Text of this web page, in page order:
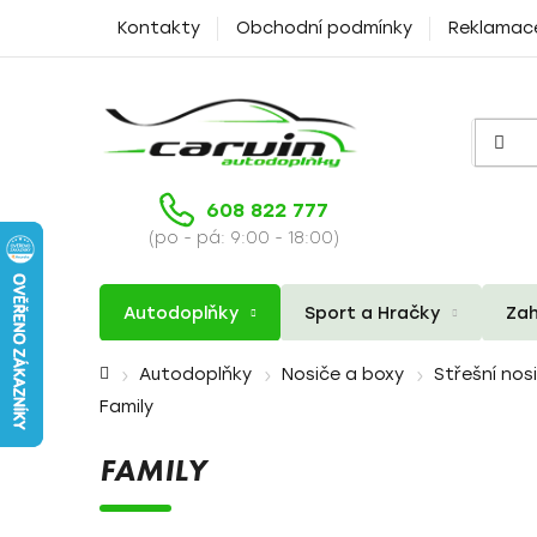
Kontakty Obchodní podmínky
608 822 777
(po - pá: 9:00 - 18:00)
Autodoplňky Sport a Hračky
Domů Autodoplňky Nosiče a boxy Střešní
Family
FAMILY